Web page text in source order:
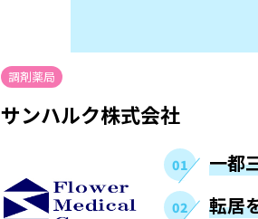
調剤薬局
サンハルク株式会社
一都
転居